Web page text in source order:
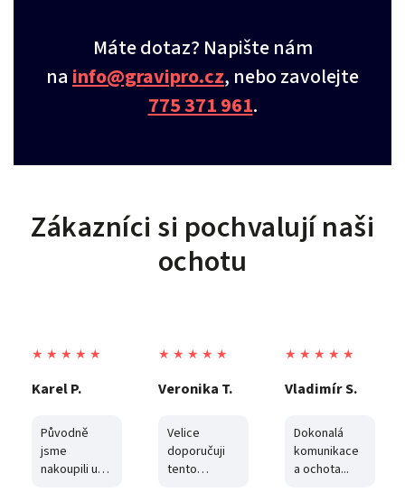
Máte dotaz? Napište nám
na info@gravipro.cz, nebo zavolejte
775 371 961.
Zákazníci si pochvalují naši
ochotu
★ ★ ★ ★ ★
Veronika T.
Velice
doporučuji
tento
★ ★ ★ ★ ★
Vladimír S.
Dokonalá
komunikace
a ochota...
★ ★ ★ ★ ★
Kristýna N.
Vynikající
zákaznický
servis.